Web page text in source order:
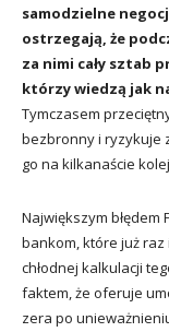
samodzielne
ostrzegają, że
za nimi cały sztab
którzy wiedzą jak
Tymczasem
bezbronny i ryzykuje
go na kilkanaście
Największym
bankom, które już
chłodnej kalkulacji
faktem, że oferuje
zera po